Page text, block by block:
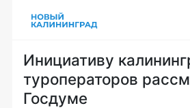
Инициативу
туроператоров
Госдуме